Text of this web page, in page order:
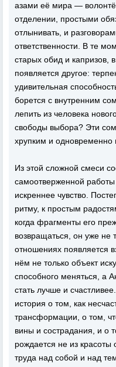
азами её мира —
отделении, простыми
отлынивать, и
ответственности. В те
старых обид и капризов,
появляется другое:
удивительная
борется с внутренним
лепить из человека
свободы выбора? Эти
хрупким и одновременно
Из этой сложной смеси
самоотверженной
искреннее чувство.
ритму, к простым
когда фрагменты его
возвращаться, он уже не
отношениях появляется
нём не только объект
способного меняться, а
стать лучше и
история о том, как
трансформации, о том,
вины и сострадания, и о
рождается не из красоты
труда над собой и над